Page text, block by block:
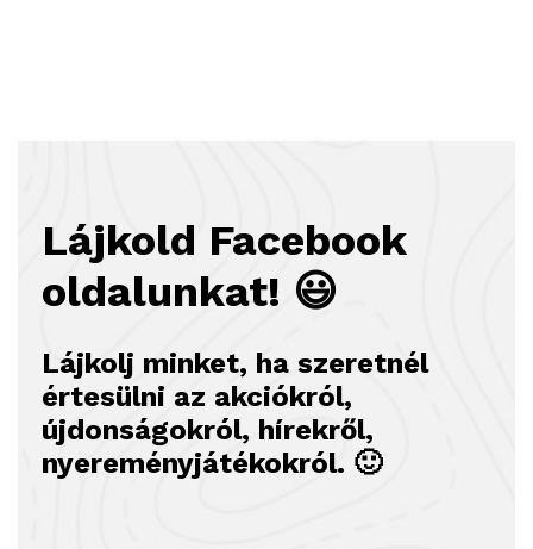
Lájkold Facebook
oldalunkat! 😃
Lájkolj minket, ha szeretnél
értesülni az akciókról,
újdonságokról, hírekről,
nyereményjátékokról. 🙂